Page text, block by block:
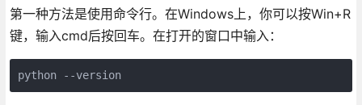
第一种方法是使用命令行。在Windows上，你可以按Win+R
键，输入cmd后按回车。在打开的窗口中输入：
python --version